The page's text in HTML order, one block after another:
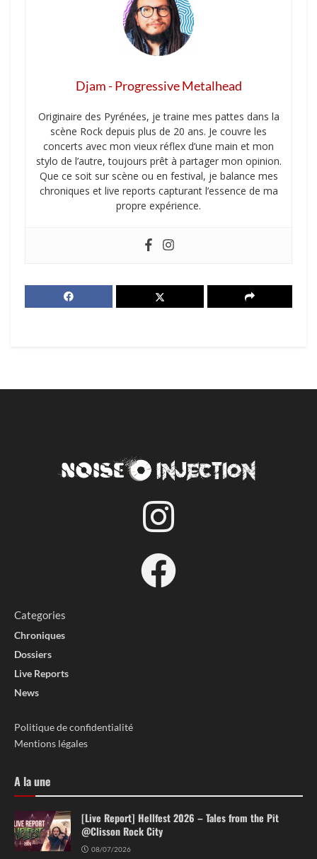
Djam - Progressive Metalhead
Originaire des Pyrénées, je traine mes pattes dans la
scène Rock depuis plus de 20 ans. Je couvre les
concerts avec mon vieux réflex d’une main et mon
stylo de l’autre, toujours prêt à partager mon opinion.
Que ce soit sur scène ou en festival, je balance mes
chroniques et live reports capturant l’essence de ma
propre expérience.
Categories
Chroniques
Dossiers
Live Reports
News
Politique de confidentialité
Mentions légales
A la une
[Live Report] Hellfest 2026 – Tales from the Pit
@Clisson Rock City
08/07/2026